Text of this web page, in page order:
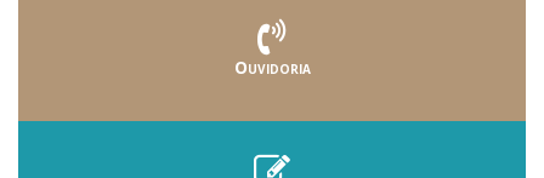
Ouvidoria